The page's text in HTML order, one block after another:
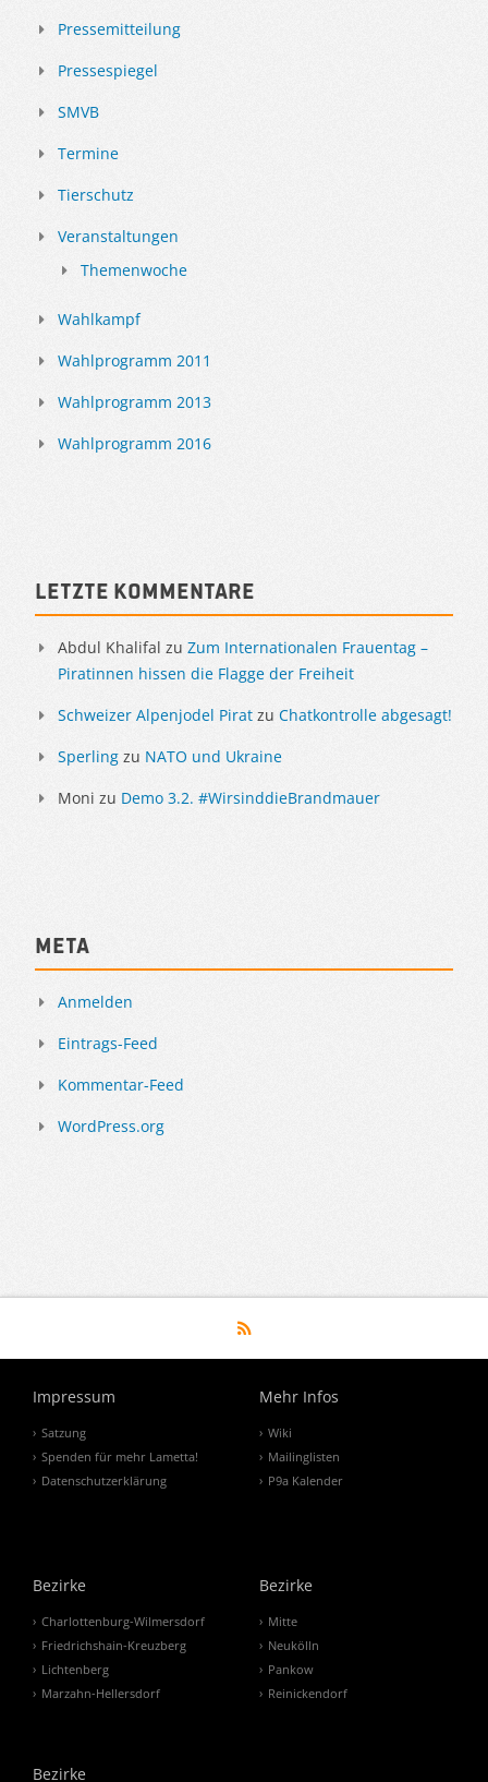
Pressemitteilung
Pressespiegel
SMVB
Termine
Tierschutz
Veranstaltungen
Themenwoche
Wahlkampf
Wahlprogramm 2011
Wahlprogramm 2013
Wahlprogramm 2016
Letzte Kommentare
Abdul Khalifal zu Zum Internationalen Frauentag –
Piratinnen hissen die Flagge der Freiheit
Schweizer Alpenjodel Pirat zu Chatkontrolle abgesagt!
Sperling zu NATO und Ukraine
Moni zu Demo 3.2. #WirsinddieBrandmauer
Meta
Anmelden
Eintrags-Feed
Kommentar-Feed
WordPress.org
Impressum
Satzung
Spenden für mehr Lametta!
Datenschutzerklärung
Mehr Infos
Wiki
Mailinglisten
P9a Kalender
Bezirke
Charlottenburg-Wilmersdorf
Friedrichshain-Kreuzberg
Lichtenberg
Marzahn-Hellersdorf
Bezirke
Mitte
Neukölln
Pankow
Reinickendorf
Bezirke